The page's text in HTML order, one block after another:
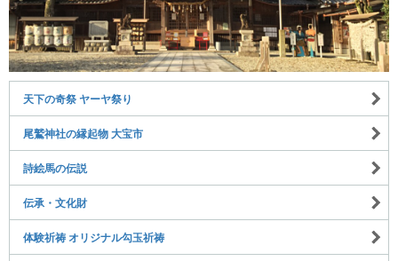
天下の奇祭 ヤーヤ祭り
尾鷲神社の縁起物 大宝市
詩絵馬の伝説
伝承・文化財
体験祈祷 オリジナル勾玉祈祷